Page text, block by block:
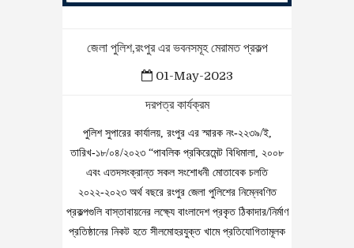
জেলা পুলিশ,রংপুর এর ভবনসমূহ মেরামত প্রকল্প
01-May-2023
দরপত্র কার্যক্রম
পুলিশ সুপারের কার্যালয়, রংপুর এর স্মারক নং-২২৩৯/ই,
তারিখ-১৮/০৪/২০২৩ “পাবলিক প্রকিরেমেন্ট বিধিমালা, ২০০৮
এবং এতদসংক্রান্ত সকল সংশোধনী মোতাবেক চলতি
২০২২-২০২৩ অর্থ বছরে রংপুর জেলা পুলিশের নিম্নেবণিত
প্রকল্পগুলি বাস্তাবায়নের লক্ষ্যে বাংলাদেশ প্রকৃত ঠিকাদার/নির্মাণ
প্রতিষ্ঠানের নিকট হতে সীলমোহরযুক্ত খামে প্রতিযোগিতামূলক